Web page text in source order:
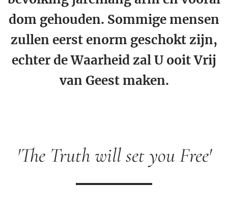
dom gehouden. Sommige mensen
zullen eerst enorm geschokt zijn,
echter de Waarheid zal U ooit Vrij
van Geest maken.
'The Truth will set you Free'